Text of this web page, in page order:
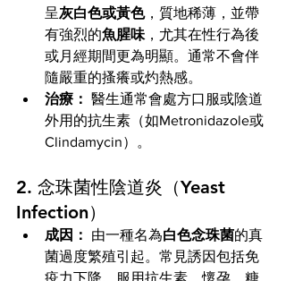
呈灰白色或黃色，質地稀薄，並帶
有強烈的魚腥味 ，尤其在性行為後
或月經期間更為明顯。通常不會伴
隨嚴重的搔癢或灼熱感。
治療： 醫生通常會處方口服或陰道
外用的抗生素（如Metronidazole或
Clindamycin）。
2. 念珠菌性陰道炎（Yeast
Infection）
成因： 由一種名為白色念珠菌的真
菌過度繁殖引起。常見誘因包括免
疫力下降、服用抗生素、懷孕、糖